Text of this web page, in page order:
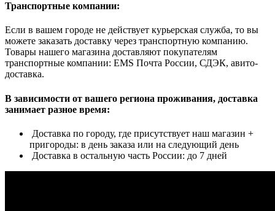
Транспортные компании:
Если в вашем городе не действует курьерская служба, то вы
можете заказать доставку через транспортную компанию.
Товары нашего магазина доставляют покупателям
транспортные компании: EMS Почта России, СДЭК, авито-
доставка.
В зависимости от вашего региона проживания, доставка
занимает разное время:
Доставка по городу, где присутствует наш магазин +
пригороды: в день заказа или на следующий день
Доставка в остальную часть России: до 7 дней